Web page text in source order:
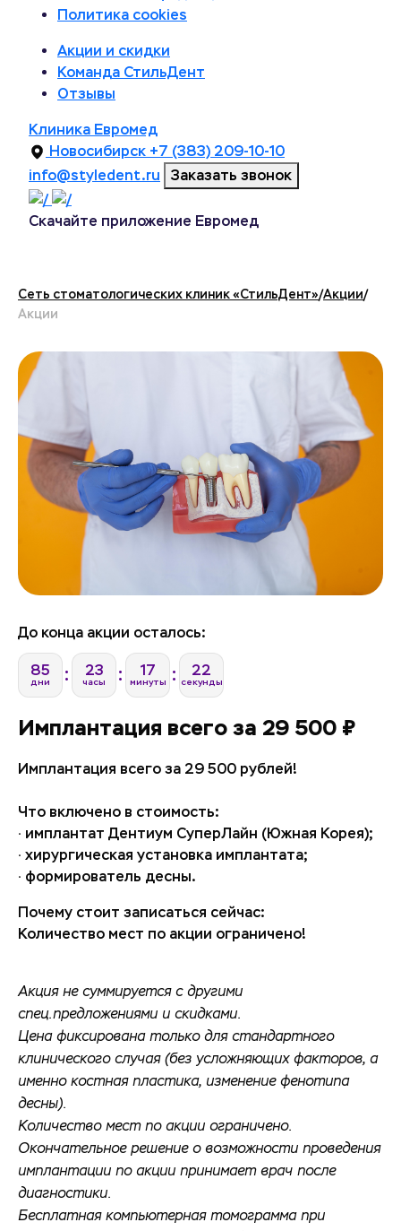
Политика cookies
Акции и скидки
Команда СтильДент
Отзывы
Клиника Евромед
Новосибирск +7 (383) 209-10-10
info@styledent.ru
Заказать звонок
Скачайте приложение Евромед
Сеть стоматологических клиник «СтильДент»/Акции/
Акции
До конца акции осталось:
85
дни
23
часы
17
минуты
22
секунды
Имплантация всего за 29 500 ₽
Имплантация всего за 29 500 рублей!
Что включено в стоимость:
· имплантат Дентиум СуперЛайн (Южная Корея);
· хирургическая установка имплантата;
· формирователь десны.
Почему стоит записаться сейчас:
Количество мест по акции ограничено!
Акция не суммируется с другими
спец.предложениями и скидками.
Цена фиксирована только для стандартного
клинического случая (без усложняющих факторов, а
именно костная пластика, изменение фенотипа
десны).
Количество мест по акции ограничено.
Окончательное решение о возможности проведения
имплантации по акции принимает врач после
диагностики.
Бесплатная компьютерная томограмма при